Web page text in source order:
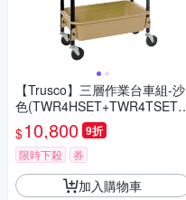
【Trusco】三層作業台車組-沙
色(TWR4HSET+TWR4TSETL
S)
$10,800 9折
限時下殺 券
加入購物車